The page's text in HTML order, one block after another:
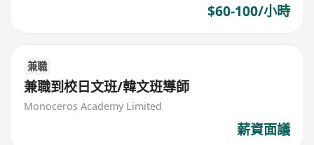
$60-100/小時
兼職
兼職到校日文班/韓文班導師
Monoceros Academy Limited
薪資面議